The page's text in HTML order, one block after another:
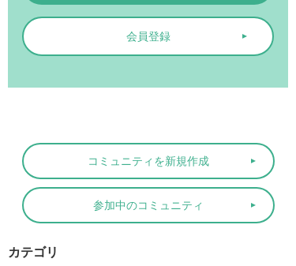
会員登録
コミュニティを新規作成
参加中のコミュニティ
カテゴリ